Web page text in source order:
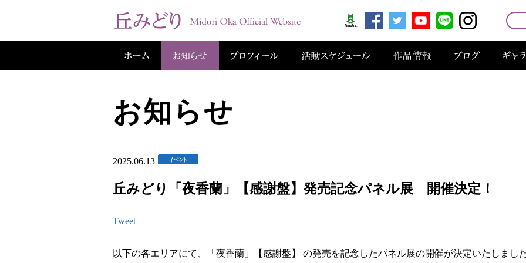
お知らせ
2025.06.13
丘みどり「夜香蘭」【感謝盤】発売記念パネル展 開催決定！
Tweet
以下の各エリアにて、「夜香蘭」【感謝盤】 の発売を記念したパネル展の開催が決定いたしまし